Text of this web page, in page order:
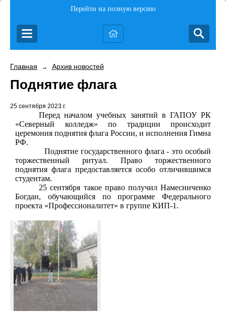
Перейти на полную версию
Главная → Архив новостей
Поднятие флага
25 сентября 2023 г.
Перед началом учебных занятий в ГАПОУ РК
«Северный колледж» по традиции происходит
церемония поднятия флага России, и исполнения Гимна
РФ.
Поднятие государственного флага - это особый
торжественный ритуал. Право торжественного
поднятия флага предоставляется особо отличившимся
студентам.
25 сентября такое право получил Намесниченко
Богдан, обучающийся по программе Федерального
проекта «Профессионалитет» в группе КИП-1.